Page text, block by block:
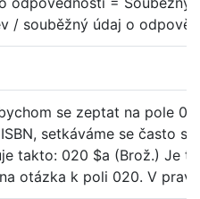
/ souběžný údaj o
se zeptat na pole
setkáváme se často s
takto: 020 $a (Brož.) Je to
otázka k poli 020. V